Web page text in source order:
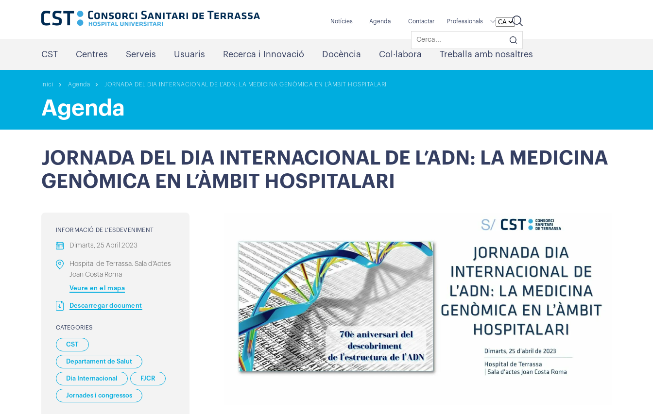
Notícies Agenda Contactar Professionals
CST Centres Serveis Usuaris Recerca i Innovació Docència Col·labora Treballa amb nosaltres
Inici Agenda JORNADA DEL DIA INTERNACIONAL DE L'ADN: LA MEDICINA GENÒMICA EN L'ÀMBIT HOSPITALARI
Agenda
JORNADA DEL DIA INTERNACIONAL DE L’ADN: LA MEDICINA
GENÒMICA EN L’ÀMBIT HOSPITALARI
INFORMACIÓ DE L’ESDEVENIMENT
Dimarts, 25 Abril 2023
Hospital de Terrassa. Sala d'Actes
Joan Costa Roma
Veure en el mapa
Descarregar document
CATEGORIES
CST
Departament de Salut
Dia Internacional FJCR
Jornades i congressos